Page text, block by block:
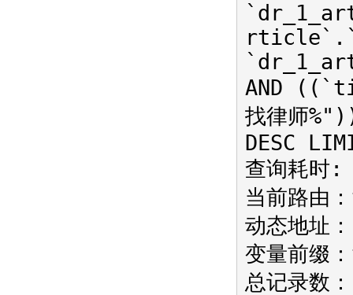
AND
找律师
DESC
查询耗时
当前路由
动态地址
变量前缀
总记录数